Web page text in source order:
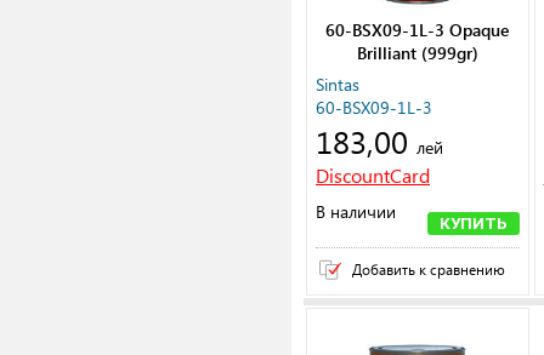
60-BSX09-1L-3 Opaque
Brilliant (999gr)
Sintas
60-BSX09-1L-3
183,00 лей
DiscountCard
В наличии
КУПИТЬ
Добавить к сравнению